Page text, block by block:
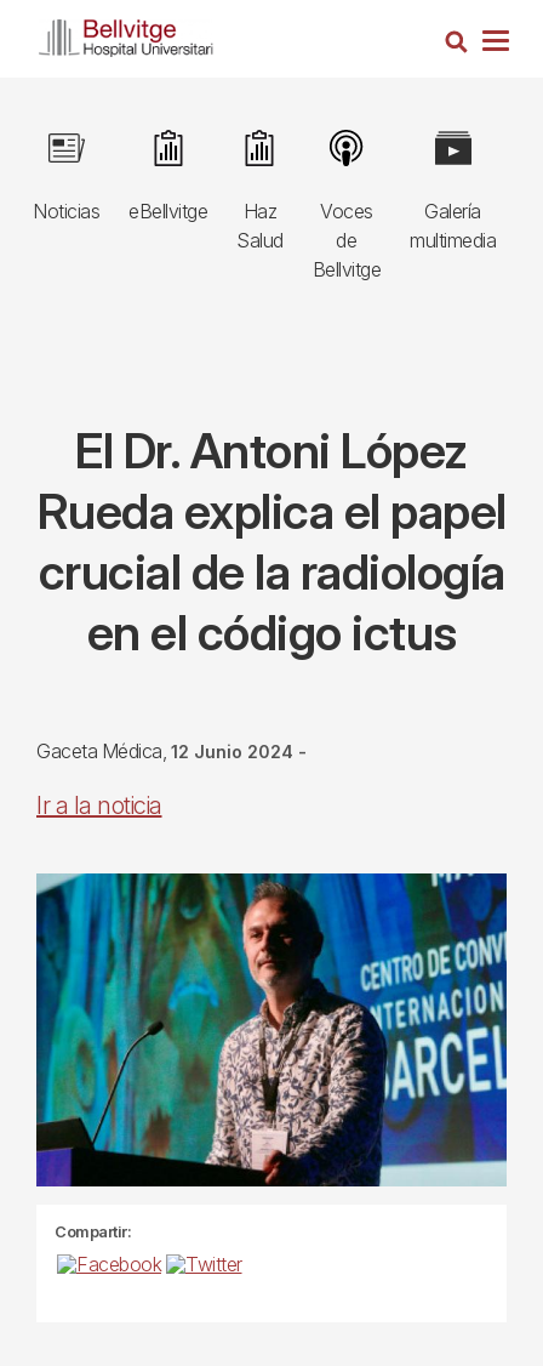
Busca
Navegació
principal
3r
Noticias
Image
eBellvitge
Image
Haz
Salud
Image
Voces
de
Bellvitge
Image
Galería
multimedia
Image
El Dr. Antoni López
Rueda explica el papel
crucial de la radiología
en el código ictus
Gaceta Médica 12 Junio 2024 -
Ir a la noticia
Compartir: